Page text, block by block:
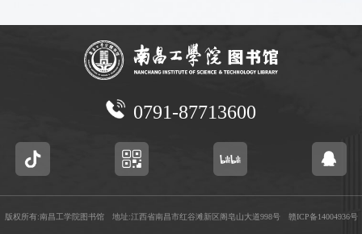
0791-87713600
版权所有:南昌工学院图书馆 地址:江西省南昌市红谷滩新区阁皂山大道998号 赣ICP备14004936号